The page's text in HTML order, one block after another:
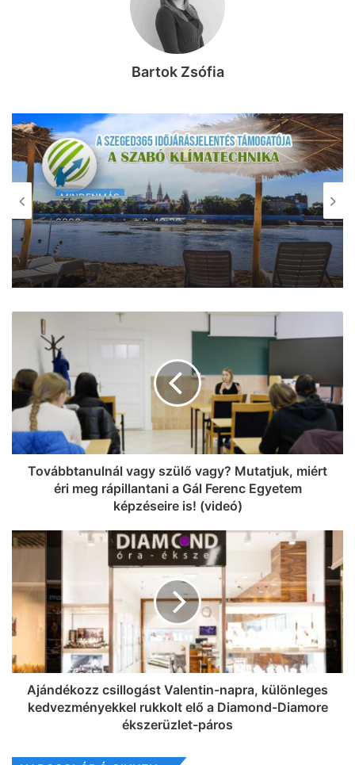
Bartok Zsófia
MINDENMÁS
2026, augusztus 9. 18:00
Újra támad a meleg: közel 40 fok is
lehet hét elején
MINDENMÁS
2026, augusztus 9. 16:50
Vigyázat, Szeged: “tapi fantom” támad
a városban!
Továbbtanulnál vagy szülő vagy? Mutatjuk, miért
éri meg rápillantani a Gál Ferenc Egyetem
képzéseire is! (videó)
Ajándékozz csillogást Valentin-napra, különleges
kedvezményekkel rukkolt elő a Diamond-Diamore
ékszerüzlet-páros